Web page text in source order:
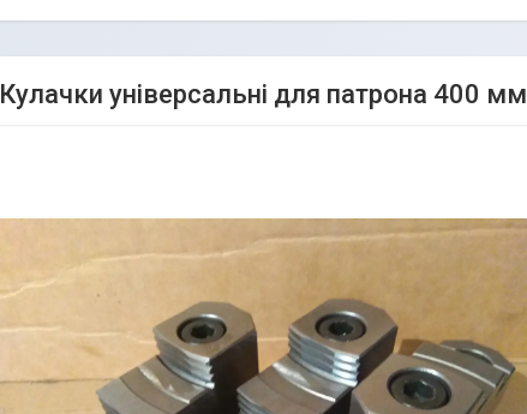
Кулачки універсальні для патрона 400 мм